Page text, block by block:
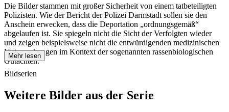
Die Bilder stammen mit großer Sicherheit von einem tatbeteiligten
Polizisten. Wie der Bericht der Polizei Darmstadt sollen sie den
Anschein erwecken, dass die Deportation „ordnungsgemäß“
abgelaufen ist. Sie spiegeln nicht die Sicht der Verfolgten wieder
und zeigen beispielsweise nicht die entwürdigenden medizinischen
Untersuchungen im Kontext der sogenannten rassenbiologischen
Gutachten.
Mehr lesen
Bildserien
Weitere Bilder aus der Serie